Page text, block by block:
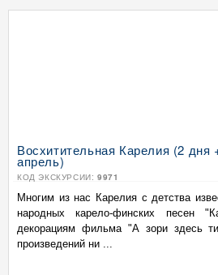
Восхитительная Карелия (2 дня
апрель)
КОД ЭКСКУРСИИ: 9971
Многим из нас Карелия с детства
народных карело-финских песен
декорациям фильма "А зори здесь
произведений ни ...